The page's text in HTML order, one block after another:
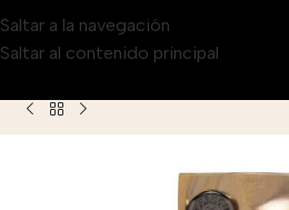
Saltar a la navegación
Saltar al contenido principal